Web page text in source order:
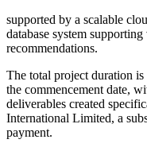
supported by a scalable
database system
recommendations.
The total project duration
the commencement date,
deliverables created
International Limited, a
payment.